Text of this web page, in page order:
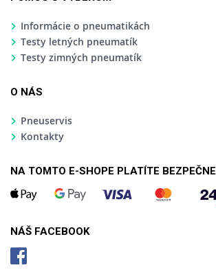
Informácie o pneumatikách
Testy letných pneumatík
Testy zimných pneumatík
O NÁS
Pneuservis
Kontakty
NA TOMTO E-SHOPE PLATÍTE BEZPEČNE
NÁŠ FACEBOOK